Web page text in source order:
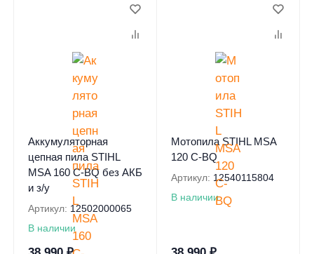
Аккумуляторная
цепная пила STIHL
MSA 160 C-BQ без АКБ
и з/у
Артикул: 12502000065
В наличии
Мотопила STIHL MSA
120 C-BQ
Артикул: 12540115804
В наличии